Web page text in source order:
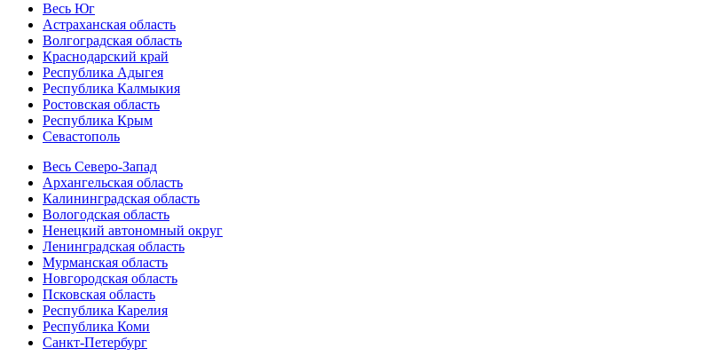
Весь Юг
Астраханская область
Волгоградская область
Краснодарский край
Республика Адыгея
Республика Калмыкия
Ростовская область
Республика Крым
Севастополь
Весь Северо-Запад
Архангельская область
Калининградская область
Вологодская область
Ненецкий автономный округ
Ленинградская область
Мурманская область
Новгородская область
Псковская область
Республика Карелия
Республика Коми
Санкт-Петербург